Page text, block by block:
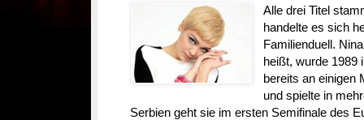
Alle drei Titel
handelte es sich
Familienduell.
heißt, wurde 1989
bereits an einigen
und spielte in
Serbien geht sie im ersten Semifinale des